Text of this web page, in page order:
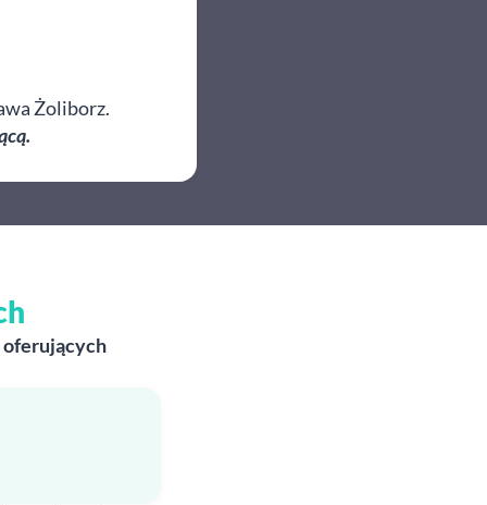
Żoliborz.
oferujących